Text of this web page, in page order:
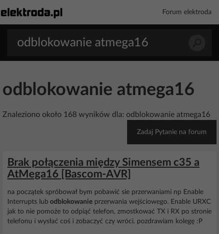
Forum elektroda
odblokowanie atmega16
Znaleziono około 168 wyników dla: odblokowanie atmega16
Zadaj Pytanie na forum
Brak połączenia między Simensem c35 a
AtMega16 [Bascom-AVR]
na początek spróbował bym pobawić sie przerwaniami np Enable
Interrupts lub odblokowanie przerwania wejściowego. Enable URXC
jak to nie pomoże to odpiąć telefon, zmostkować TX i RX po stronie
telefonu i wysłać coś i zobaczyć czy wróci. pozdrawiam kolegę :P